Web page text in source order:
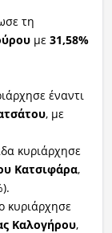
τη
με 31,58%
έναντι
, με
κυριάρχησε
Κατσιφάρα,
κυριάρχησε
Καλογήρου,